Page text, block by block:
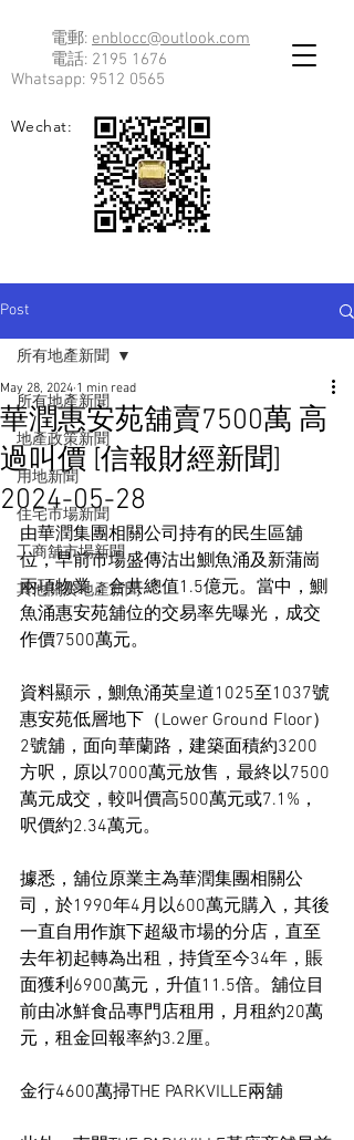
電郵: enblocc@outlook.com
電話: 2195 1676
Whatsapp: 9512 0565
Wechat:
Post
所有地產新聞
地產政策新聞
用地新聞
住宅市場新聞
工商舖市場新聞
其他關於地產新聞
所有地產新聞
華潤惠安苑舖賣7500萬 高
過叫價 [信報財經新聞]
2024-05-28
May 28, 2024 1 min read
由華潤集團相關公司持有的民生區舖
位，早前市場盛傳沽出鰂魚涌及新蒲崗
兩項物業，合共總值1.5億元。當中，鰂
魚涌惠安苑舖位的交易率先曝光，成交
作價7500萬元。
資料顯示，鰂魚涌英皇道1025至1037號
惠安苑低層地下（Lower Ground Floor）
2號舖，面向華蘭路，建築面積約3200
方呎，原以7000萬元放售，最終以7500
萬元成交，較叫價高500萬元或7.1%，
呎價約2.34萬元。
據悉，舖位原業主為華潤集團相關公
司，於1990年4月以600萬元購入，其後
一直自用作旗下超級市場的分店，直至
去年初起轉為出租，持貨至今34年，賬
面獲利6900萬元，升值11.5倍。舖位目
前由冰鮮食品專門店租用，月租約20萬
元，租金回報率約3.2厘。
金行4600萬掃THE PARKVILLE兩舖